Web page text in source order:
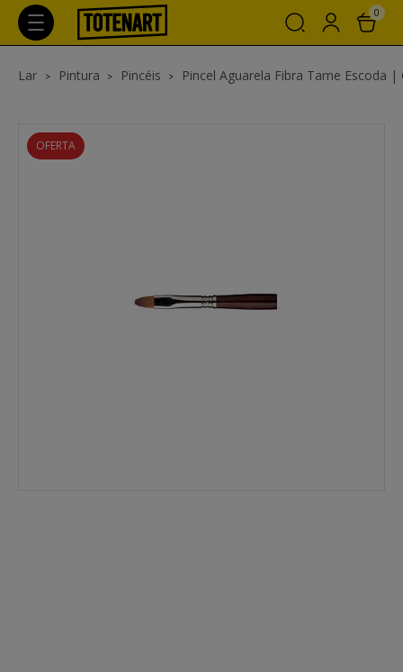
0
Lar Pintura Pincéis Pincel Aguarela Fibra Tame Escoda
OFERTA